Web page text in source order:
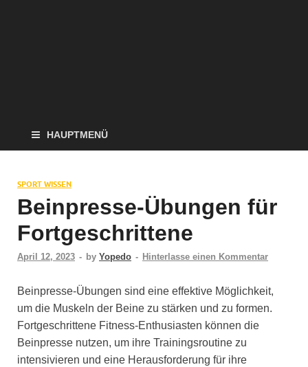
HAUPTMENÜ
SPORT WISSEN
Beinpresse-Übungen für
Fortgeschrittene
April 12, 2023 - by Yopedo - Hinterlasse einen Kommentar
Beinpresse-Übungen sind eine effektive Möglichkeit,
um die Muskeln der Beine zu stärken und zu formen.
Fortgeschrittene Fitness-Enthusiasten können die
Beinpresse nutzen, um ihre Trainingsroutine zu
intensivieren und eine Herausforderung für ihre